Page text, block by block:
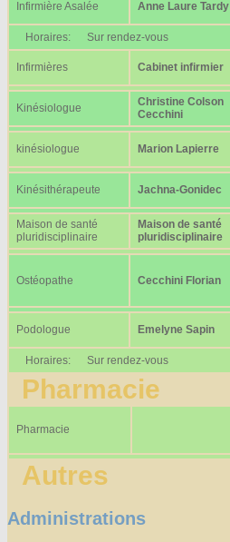
Infirmière Asalée Anne Laure Tardy
Horaires: Sur rendez-vous
Infirmières Cabinet infirmier
Kinésiologue
Christine Colson
Cecchini
kinésiologue Marion Lapierre
Kinésithérapeute Jachna-Gonidec
Maison de santé
pluridisciplinaire
Maison de santé
pluridisciplinaire
Ostéopathe Cecchini Florian
Podologue Emelyne Sapin
Horaires: Sur rendez-vous
Pharmacie
Pharmacie
Autres
Administrations